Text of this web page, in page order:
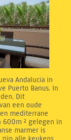
Andalucia in
Puerto Banus. In
Dit
een oude
mediterrane
600m ² gelegen in
marmer is